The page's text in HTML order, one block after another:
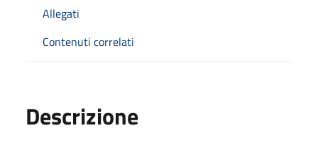
Allegati
Contenuti correlati
Descrizione